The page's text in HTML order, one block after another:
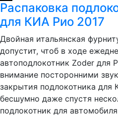
Распаковка
для КИА Рио 2017
Двойная итальянская
допустит, чтоб в ходе
автоподлокотник Zoder для
внимание посторонними
закрытия подлокотника для
бесшумно даже спустя
подлокотник для